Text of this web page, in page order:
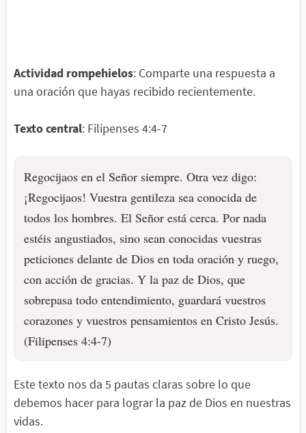
Actividad rompehielos: Comparte una respuesta a
una oración que hayas recibido recientemente.
Texto central: Filipenses 4:4-7
Regocijaos en el Señor siempre. Otra vez digo:
¡Regocijaos! Vuestra gentileza sea conocida de
todos los hombres. El Señor está cerca. Por nada
estéis angustiados, sino sean conocidas vuestras
peticiones delante de Dios en toda oración y ruego,
con acción de gracias. Y la paz de Dios, que
sobrepasa todo entendimiento, guardará vuestros
corazones y vuestros pensamientos en Cristo Jesús.
(Filipenses 4:4-7)
Este texto nos da 5 pautas claras sobre lo que
debemos hacer para lograr la paz de Dios en nuestras
vidas.